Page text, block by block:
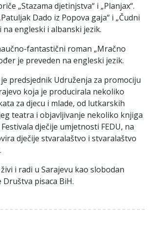
„Stazama djetinjstva“ i „Planjax“.
Dado iz Popova gaja“ i „Čudni
na engleski i albanski jezik.
fantastični roman „Mračno
je preveden na engleski jezik.
predsjednik Udruženja za promociju
koja je producirala nekoliko
za djecu i mlade, od lutkarskih
teatra i objavljivanje nekoliko knjiga
dječije umjetnosti FEDU, na
dječije stvaralaštvo i stvaralaštvo
i radi u Sarajevu kao slobodan
Društva pisaca BiH.